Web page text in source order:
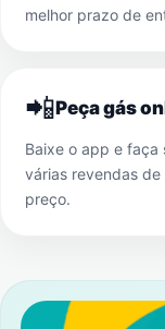
melhor prazo de
📲Peça gás
Baixe o app e faça
várias revendas
preço.